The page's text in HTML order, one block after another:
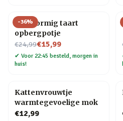
-36%
Hartvormig taart
opbergpotje
€24,99
Nu voor€15,99
✔ Voor 22:45 besteld, morgen in
huis!
Kattenvrouwtje
warmtegevoelige mok
€12,99